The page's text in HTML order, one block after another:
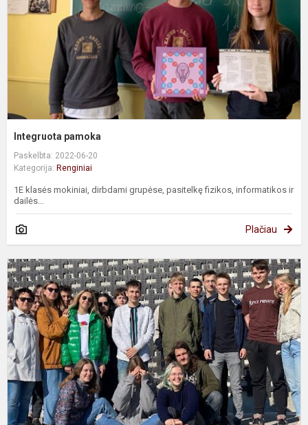
Integruota pamoka
Paskelbta: 2022-06-20
Kategorija: Renginiai
1E klasės mokiniai, dirbdami grupėse, pasitelkę fizikos, informatikos ir
dailės...
Plačiau